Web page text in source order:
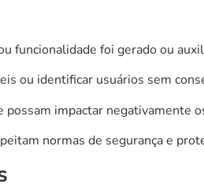
funcionalidade foi gerado ou
ou identificar usuários sem
impactar negativamente
normas de segurança e